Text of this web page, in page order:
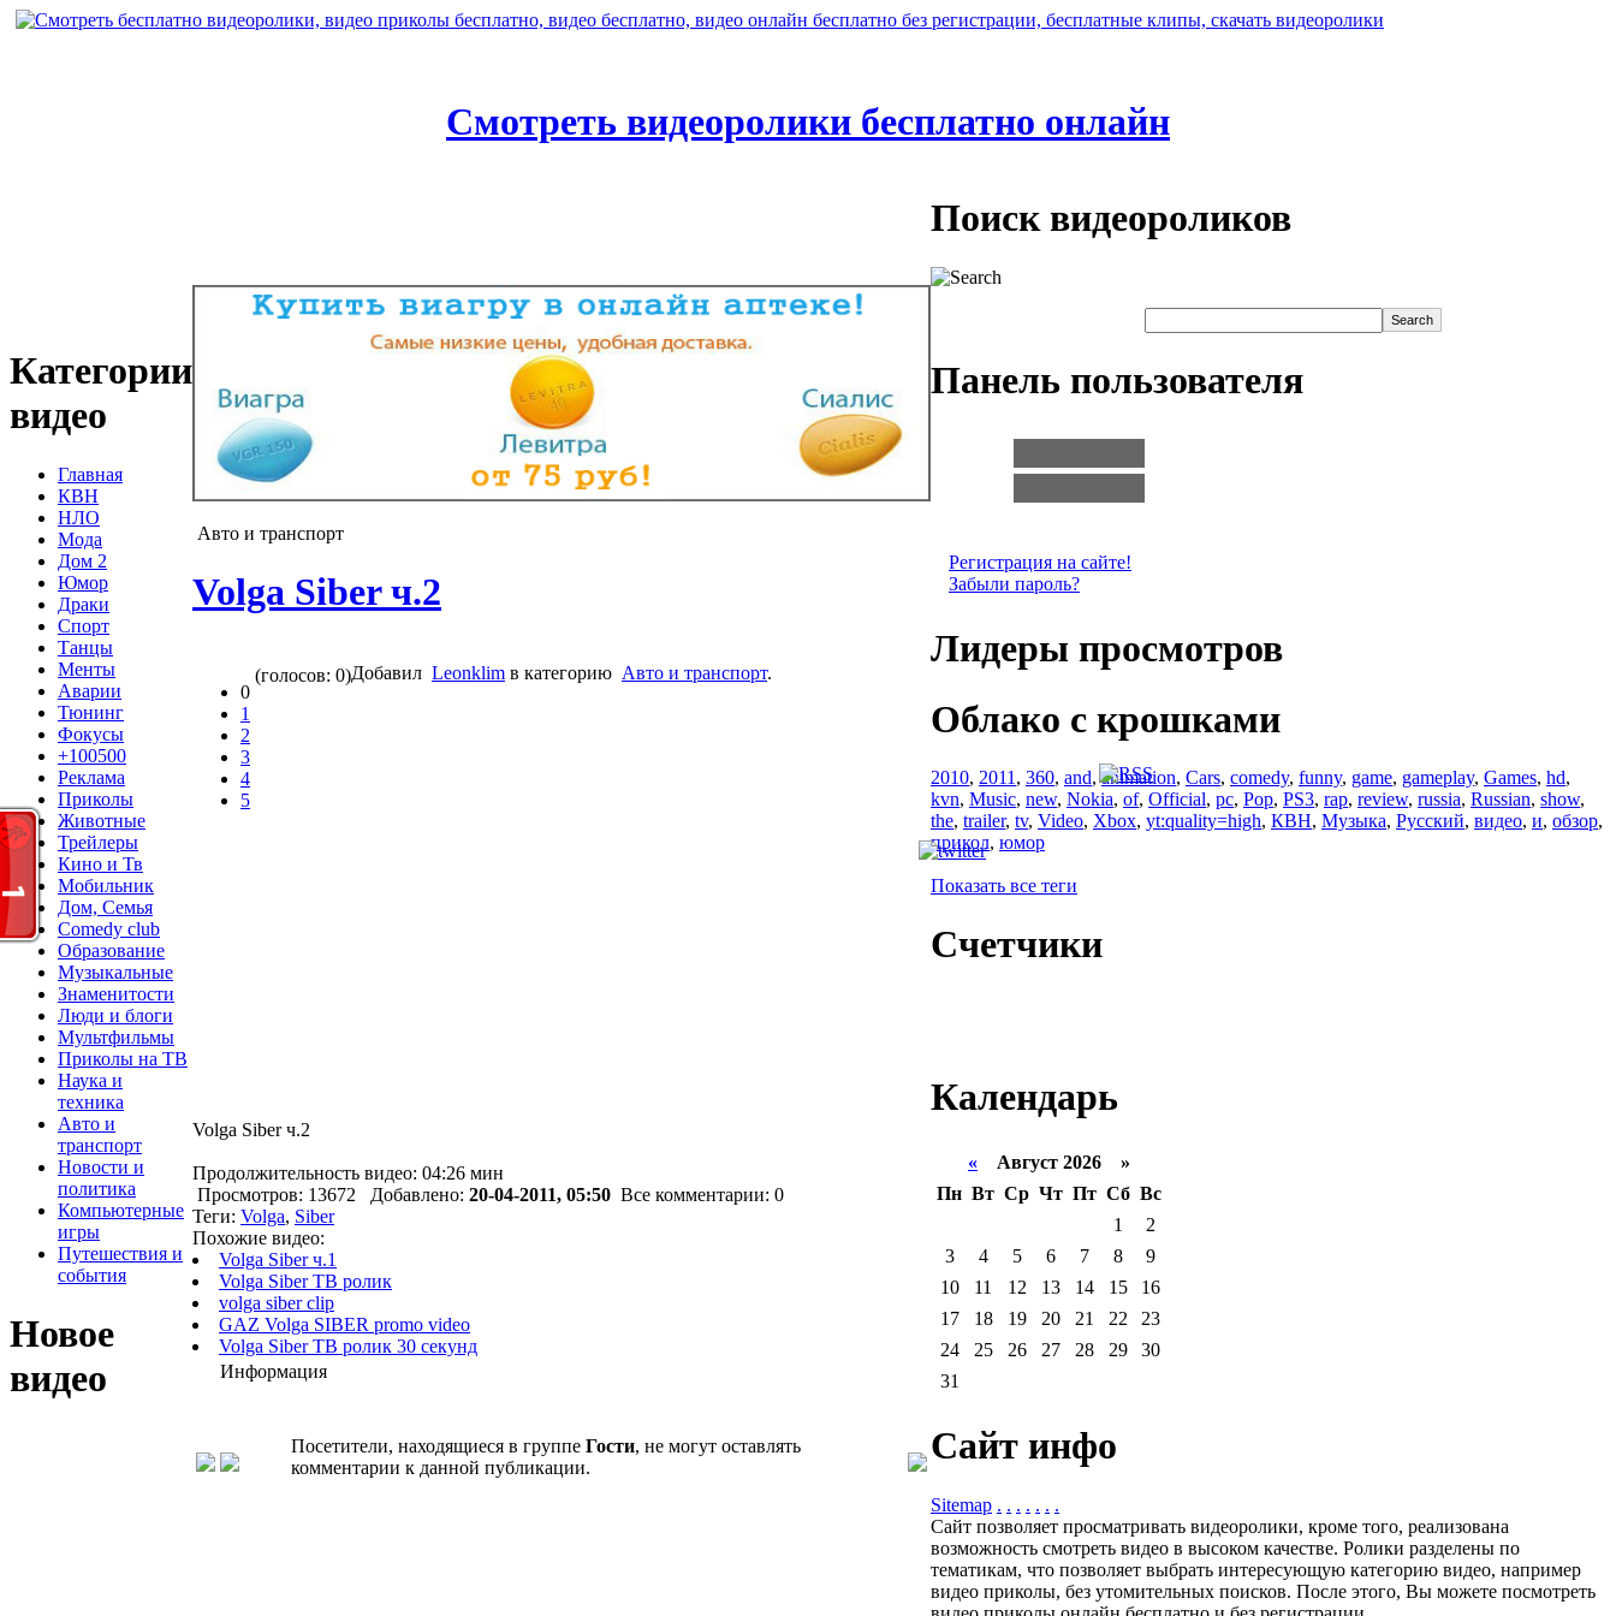
Смотреть видеоролики бесплатно онлайн
Категории
видео
Главная
КВН
НЛО
Мода
Дом 2
Юмор
Драки
Спорт
Танцы
Менты
Аварии
Тюнинг
Фокусы
+100500
Реклама
Приколы
Животные
Трейлеры
Кино и Тв
Мобильник
Дом, Семья
Comedy club
Образование
Музыкальные
Знаменитости
Люди и блоги
Мультфильмы
Приколы на ТВ
Наука и
техника
Авто и
транспорт
Новости и
политика
Компьютерные
игры
Путешествия и
события
Новое
видео
Авто и транспорт
Volga Siber ч.2
0
1
2
3
4
5
(голосов: 0)Добавил Leonklim в категорию Авто и транспорт.
Volga Siber ч.2
Продолжительность видео: 04:26 мин
Просмотров: 13672 Добавлено: 20-04-2011, 05:50 Все комментарии: 0
Теги: Volga, Siber
Похожие видео:
Volga Siber ч.1
Volga Siber ТВ ролик
volga siber clip
GAZ Volga SIBER promo video
Volga Siber ТВ ролик 30 секунд
Информация
Посетители, находящиеся в группе Гости, не могут оставлять
комментарии к данной публикации.
Поиск видеороликов
Панель пользователя
Регистрация на сайте!
Забыли пароль?
Лидеры просмотров
Облако с крошками
2010, 2011 , 360, and,animation, Cars, comedy, funny, game, gameplay, Games, hd,
kvn, Music, new, Nokia, of, Official, pc, Pop, PS3, rap, review, russia, Russian, show,
the, trailer, tv, Video, Xbox, yt:quality=high, КВН, Музыка, Русский, видео, и, обзор,
прикол, юмор
Показать все теги
Счетчики
Календарь
« Август 2026 »
Пн Вт Ср Чт Пт Сб Вс
1
2
3
4 5 6 7 8
9
10
11 12 13 14 15
16
17
18 19 20 21 22
23
24
25 26 27 28 29
30
31
Сайт инфо
Sitemap . . . . . . .
Сайт позволяет просматривать видеоролики, кроме того, реализована
возможность смотреть видео в высоком качестве. Ролики разделены по
тематикам, что позволяет выбрать интересующую категорию видео, например
видео приколы, без утомительных поисков. После этого, Вы можете посмотреть